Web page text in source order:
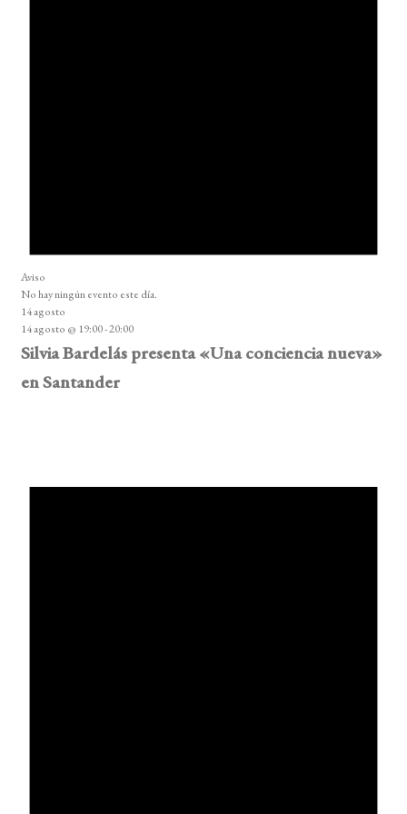
Aviso
No hay ningún evento este día.
14 agosto
14 agosto @ 19:00-20:00
Silvia Bardelás presenta «Una conciencia nueva»
en Santander